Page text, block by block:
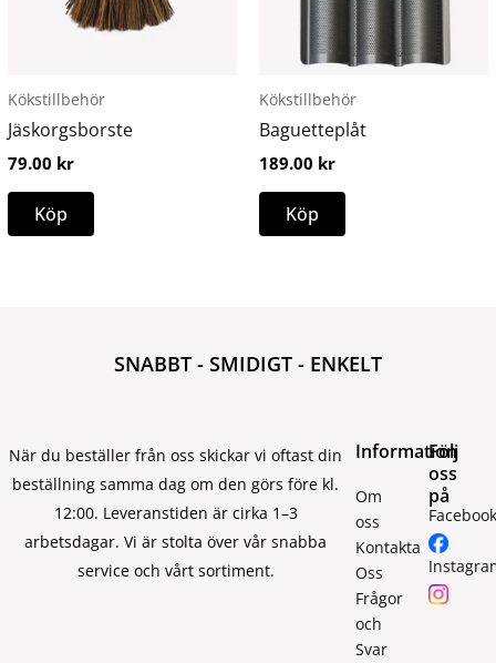
Kökstillbehör
Jäskorgsborste
79.00 kr
Köp
Kökstillbehör
Baguetteplåt
189.00 kr
Köp
SNABBT - SMIDIGT - ENKELT
När du beställer från oss skickar vi oftast din
beställning samma dag om den görs före kl.
12:00. Leveranstiden är cirka 1–3
arbetsdagar. Vi är stolta över vår snabba
service och vårt sortiment.
Information
Om
oss
Kontakta
Oss
Frågor
och
Svar
Följ
oss
på